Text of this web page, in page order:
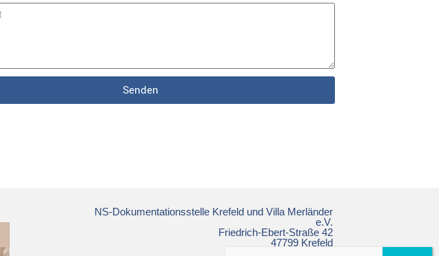
Senden
NS-Dokumentationsstelle Krefeld und Villa Merländer
e.V.
Friedrich-Ebert-Straße 42
47799 Krefeld